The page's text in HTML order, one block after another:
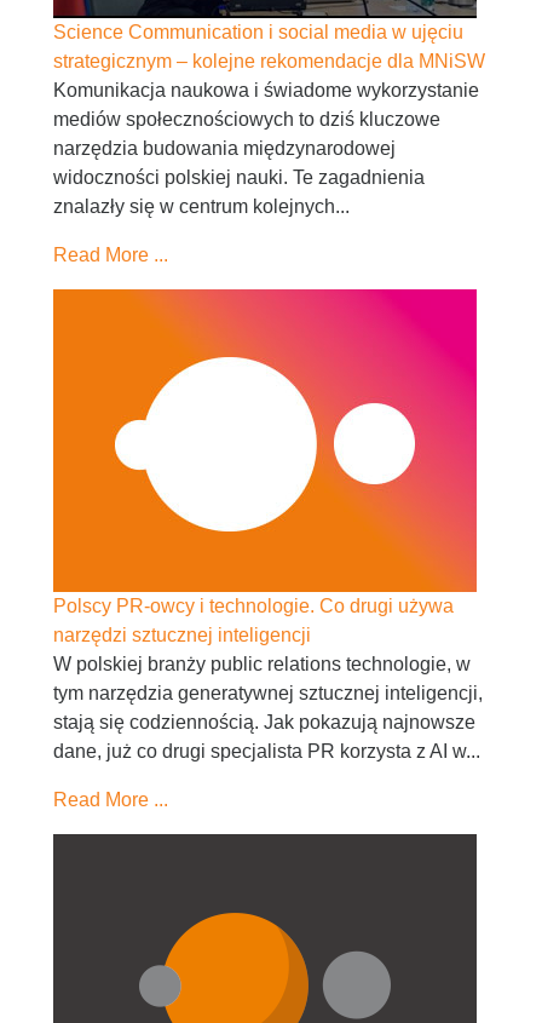
Science Communication i social media w ujęciu
strategicznym – kolejne rekomendacje dla MNiSW
Komunikacja naukowa i świadome wykorzystanie
mediów społecznościowych to dziś kluczowe
narzędzia budowania międzynarodowej
widoczności polskiej nauki. Te zagadnienia
znalazły się w centrum kolejnych...
Read More ...
Polscy PR-owcy i technologie. Co drugi używa
narzędzi sztucznej inteligencji
W polskiej branży public relations technologie, w
tym narzędzia generatywnej sztucznej inteligencji,
stają się codziennością. Jak pokazują najnowsze
dane, już co drugi specjalista PR korzysta z AI w...
Read More ...